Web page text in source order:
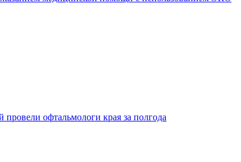
офтальмологи края за полгода